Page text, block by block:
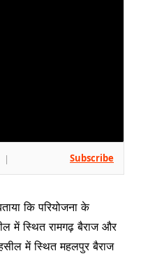
| Subscribe
कि परियोजना के
में स्थित रामगढ़ बैराज और
में स्थित महलपुर बैराज